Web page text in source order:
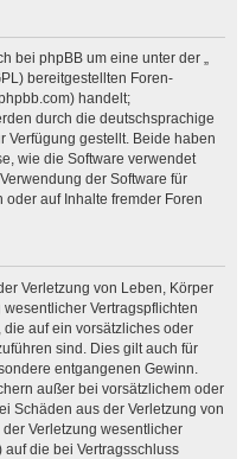
bei phpBB um eine unter der „
bereitgestellten Foren-
handelt;
durch die deutschsprachige
Verfügung gestellt. Beide haben
wie die Software verwendet
der Software für
oder auf Inhalte fremder Foren
Verletzung von Leben, Körper
Vertragspflichten
auf ein vorsätzliches oder
sind. Dies gilt auch für
entgangenen Gewinn.
außer bei vorsätzlichem oder
Schäden aus der Verletzung von
Verletzung wesentlicher
die bei Vertragsschluss